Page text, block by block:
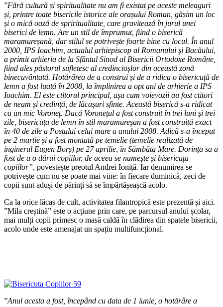
”Fără cultură și spiritualitate nu am fi existat pe aceste meleaguri
și, printre toate bisericile istorice ale orașului Roman, găsim un loc
și o mică oază de spriritualitate, care gravitează în jurul unei
biserici de lemn. Are un stil de împrumut, fiind o biserică
maramureșană, dar stilul se potrivește foarte bine cu locul. În anul
2000, IPS Ioachim, actualul arhiepiscop al Romanului și Bacăului,
a primit arhieria de la Sfântul Sinod al Bisericii Ortodoxe Române,
fiind ales păstorul sufletesc al credincioșlor din această zonă
binecuvântată. Hotărârea de a construi și de a ridica o bisericuță de
lemn a fost luată în 2008, la împlinirea a opt ani de arhierie a IPS
Ioachim. El este ctitorul principal, așa cum voievozii au fost ctitori
de neam și credință, de lăcașuri sfinte. Această biserică s-a ridicat
ca un mic Voroneț. Dacă Voronețul a fost construit în trei luni și trei
zile, bisericuța de lemn în stil maramureșan a fost construită exact
în 40 de zile a Postului celui mare a anului 2008. Adică s-a început
pe 2 martie și a fost montată pe temelie (temelie realizată de
inginerul Eugen Borș) pe 27 aprilie, în Sâmbăta Mare. Dorința sa a
fost de a o dărui copiilor, de aceea se numește și bisericuța
copiilor”, povestește preotul Andrei Ioniță. Iar denumirea se
potrivește cum nu se poate mai vine: în fiecare duminică, zeci de
copii sunt aduși de părinți să se împărtășeașcă acolo.
Ca la orice lăcas de cult, activitatea filantropică este prezentă și aici.
”Mila creștină” este o acțiune prin care, pe parcursul anului școlar,
mai mulți copii primesc o masă caldă în clădirea din spatele bisericii,
acolo unde este amenajat un spațiu multifuncțional.
”Anul acesta a fost, începând cu data de 1 iunie, o hotărâre a